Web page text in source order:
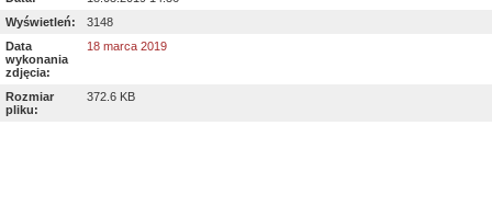
Wyświetleń:
3148
Data
wykonania
zdjęcia:
18 marca 2019
Rozmiar
pliku:
372.6 KB